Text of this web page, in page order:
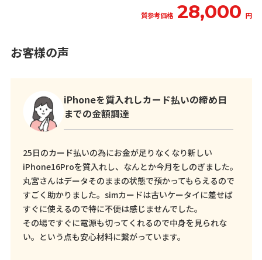
質参考価格 28,000 円
お客様の声
iPhoneを質入れしカード払いの締め日
までの金額調達
25日のカード払いの為にお金が足りなくなり新しい
iPhone16Proを質入れし、なんとか今月をしのぎました。
丸宮さんはデータそのままの状態で預かってもらえるので
すごく助かりました。simカードは古いケータイに差せば
すぐに使えるので特に不便は感じませんでした。
その場ですぐに電源も切ってくれるので中身を見られな
い。という点も安心材料に繋がっています。